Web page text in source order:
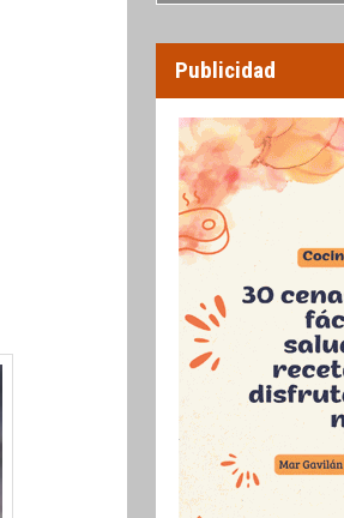
Publicidad